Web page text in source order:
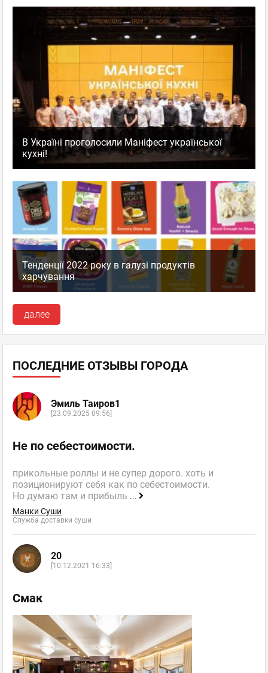
В Україні проголосили Маніфест української
кухні!
Тенденції 2022 року в галузі продуктів
харчування
далее
ПОСЛЕДНИЕ ОТЗЫВЫ ГОРОДА
Эмиль Таиров1
[23.09.2025 09:56]
Не по себестоимости.
прикольные роллы и не супер дорого. хоть и
позиционируют себя как по себестоимости.
Но думаю там и прибыль ...
Манки Суши
Служба доставки суши
20
[10.12.2021 16:33]
Смак